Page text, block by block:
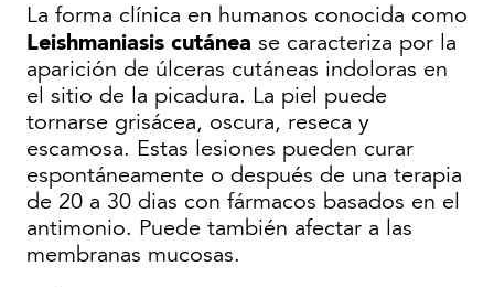
La forma clínica en humanos conocida como
Leishmaniasis cutánea se caracteriza por la
aparición de úlceras cutáneas indoloras en
el sitio de la picadura. La piel puede
tornarse grisácea, oscura, reseca y
escamosa. Estas lesiones pueden curar
espontáneamente o después de una terapia
de 20 a 30 dias con fármacos basados en el
antimonio. Puede también afectar a las
membranas mucosas.